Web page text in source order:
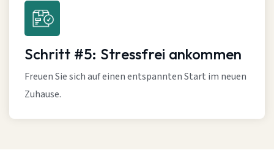
Schritt #5: Stressfrei ankommen
Freuen Sie sich auf einen entspannten Start im neuen
Zuhause.